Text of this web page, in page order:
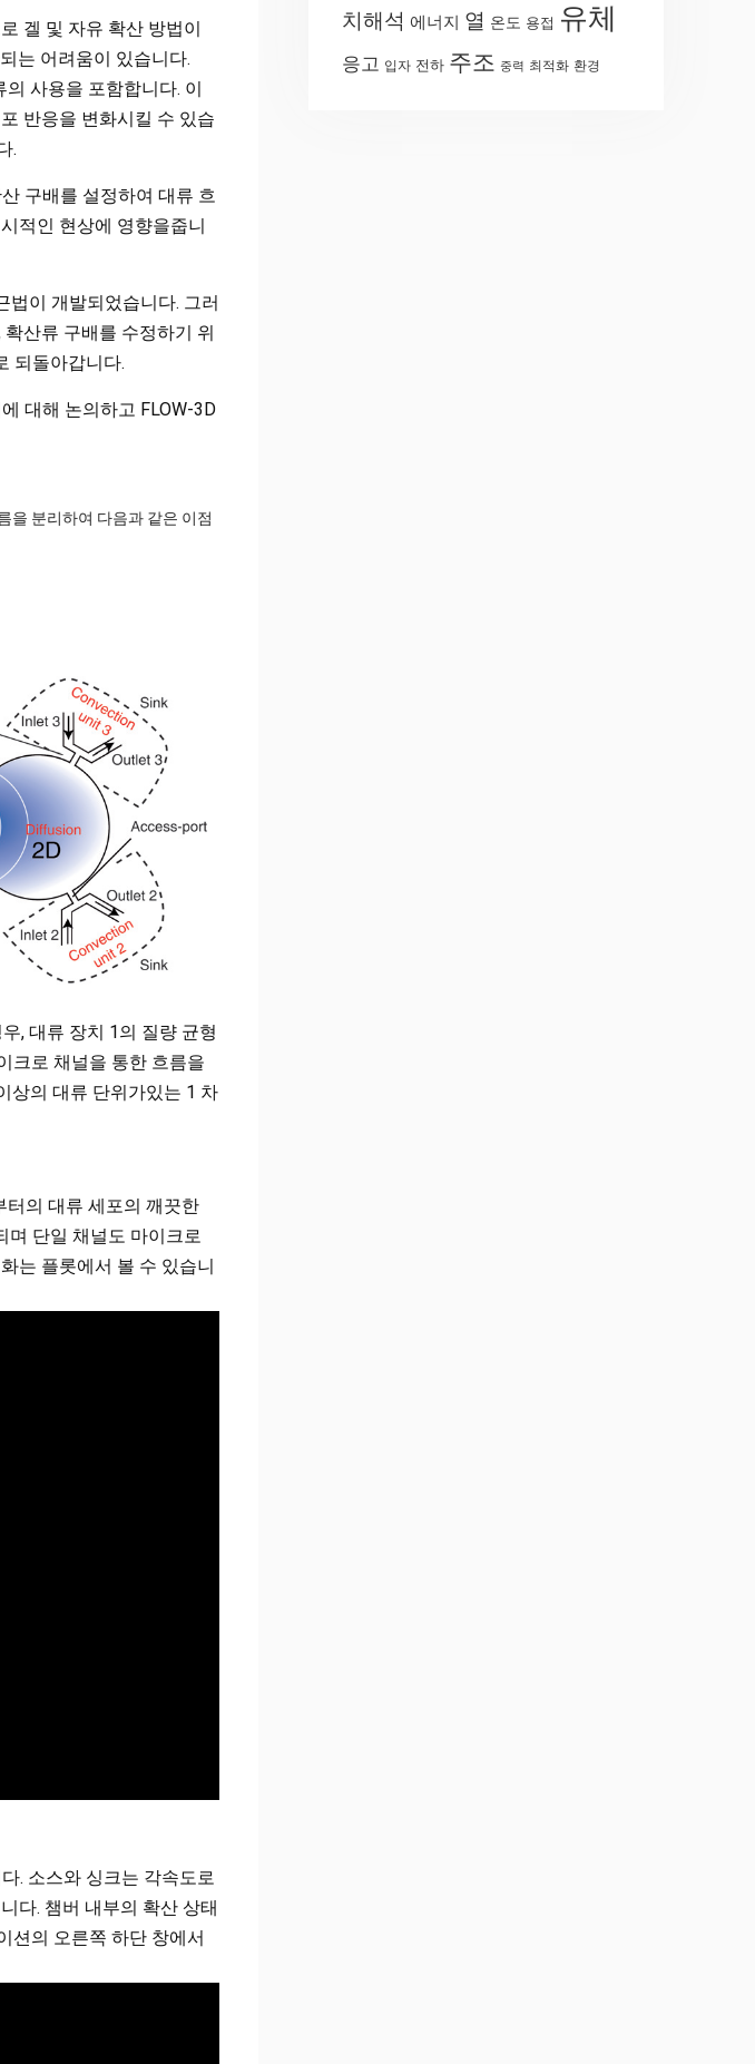
겔 및 자유 확산 방법이
는 어려움이 있습니다.
사용을 포함합니다. 이
반응을 변화시킬 수 있습
.
구배를 설정하여 대류 흐
적인 현상에 영향을줍니
법이 개발되었습니다. 그러
산류 구배를 수정하기 위
되돌아갑니다.
대해 논의하고 FLOW-3D
을 분리하여 다음과 같은 이점
, 대류 장치 1의 질량 균형
크로 채널을 통한 흐름을
상의 대류 단위가있는 1 차
터의 대류 세포의 깨끗한
며 단일 채널도 마이크로
는 플롯에서 볼 수 있습니
. 소스와 싱크는 각속도로
다. 챔버 내부의 확산 상태
션의 오른쪽 하단 창에서
치해석 에너지 열 온도 용접 유체
응고 입자 전하 주조 중력 최적화 환경